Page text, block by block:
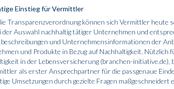
Einstieg für Vermittler
Transparenzverordnung können sich Vermittler heute
der Auswahl nachhaltig tätiger Unternehmen und
und Unternehmensinformationen der
und Produkte in Bezug auf Nachhaltigkeit.
in der Lebensversicherung (branchen-
als erster Ansprechpartner für die passgenaue
Umsetzungen durch gezielte Fragen maßgeschneidert